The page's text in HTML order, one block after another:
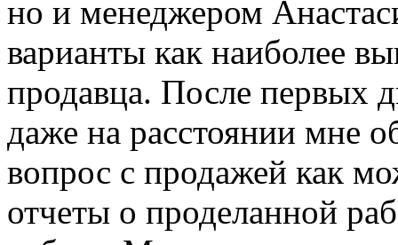
но и менеджером
варианты как наиболее
продавца. После первых
даже на расстоянии мне
вопрос с продажей как
отчеты о проделанной